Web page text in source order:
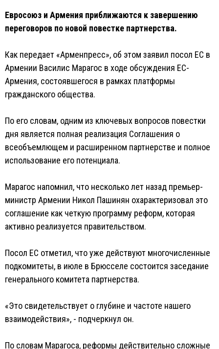
Евросоюз и Армения приближаются к завершению
переговоров по новой повестке партнерства.
Как передает «Арменпресс», об этом заявил посол ЕС в
Армении Василис Марагос в ходе обсуждения ЕС-
Армения, состоявшегося в рамках платформы
гражданского общества.
По его словам, одним из ключевых вопросов повестки
дня является полная реализация Соглашения о
всеобъемлющем и расширенном партнерстве и полное
использование его потенциала.
Марагос напомнил, что несколько лет назад премьер-
министр Армении Никол Пашинян охарактеризовал это
соглашение как четкую программу реформ, которая
активно реализуется правительством.
Посол ЕС отметил, что уже действуют многочисленные
подкомитеты, в июле в Брюсселе состоится заседание
генерального комитета партнерства.
«Это свидетельствует о глубине и частоте нашего
взаимодействия», - подчеркнул он.
По словам Марагоса, реформы действительно сложные